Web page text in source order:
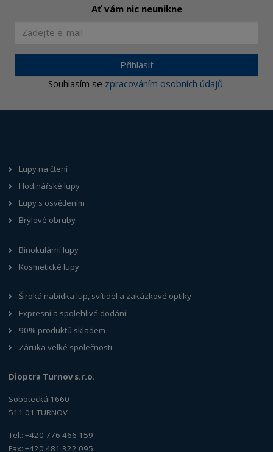
Ať vám nic neunikne
Přihlásit
Souhlasím se zpracováním osobních údajů.
Lupy na čtení
Hodinářské lupy
Lupy s osvětlením
Brýlové obruby
Binokulární lupy
Kosmetické lupy
Široká nabídka lup, svítidel a zakázkové optiky
Expresní a spolehlivé dodání
90% produktů skladem
Záruka velké společnosti
Dioptra Turnov s.r.o.
Sobotecká 1660
511 01 TURNOV
Tel.: +420 776 466 159
Fax: +420 481 322 095